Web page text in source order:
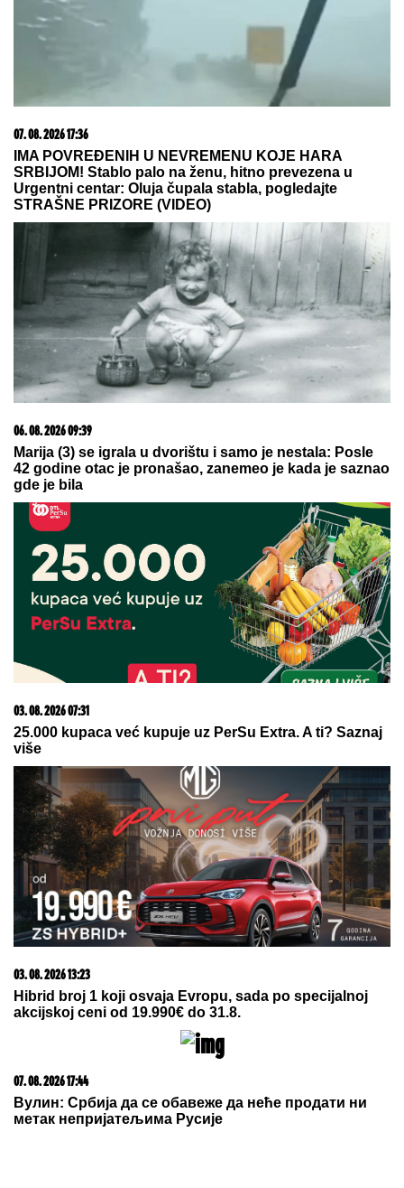
07. 08. 2026 17:36
IMA POVREĐENIH U NEVREMENU KOJE HARA
SRBIJOM! Stablo palo na ženu, hitno prevezena u
Urgentni centar: Oluja čupala stabla, pogledajte
STRAŠNE PRIZORE (VIDEO)
06. 08. 2026 09:39
Marija (3) se igrala u dvorištu i samo je nestala: Posle
42 godine otac je pronašao, zanemeo je kada je saznao
gde je bila
03. 08. 2026 07:31
25.000 kupaca već kupuje uz PerSu Extra. A ti? Saznaj
više
03. 08. 2026 13:23
Hibrid broj 1 koji osvaja Evropu, sada po specijalnoj
akcijskoj ceni od 19.990€ do 31.8.
07. 08. 2026 17:44
Вулин: Србија да се обавеже да неће продати ни
метак непријатељима Русије